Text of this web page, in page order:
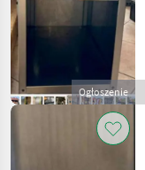
Ogłoszenie